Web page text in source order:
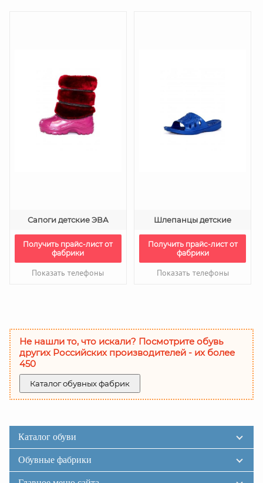
Сапоги детские ЭВА
Получить прайс-лист от
фабрики
Показать телефоны
Шлепанцы детские
Получить прайс-лист от
фабрики
Показать телефоны
Не нашли то, что искали? Посмотрите обувь
других Российских производителей - их более
450
Каталог обувных фабрик
Каталог обуви
Обувные фабрики